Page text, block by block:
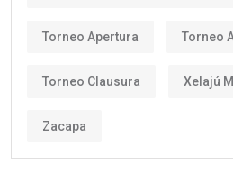
Torneo Apertura Torneo
Torneo Clausura Xelajú
Zacapa